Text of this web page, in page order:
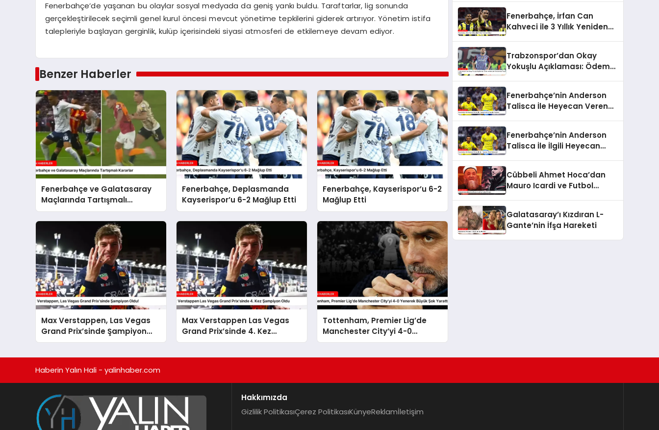
Fenerbahçe’de yaşanan bu olaylar sosyal medyada da geniş yankı buldu. Taraftarlar, lig sonunda
gerçekleştirilecek seçimli genel kurul öncesi mevcut yönetime tepkilerini giderek artırıyor. Yönetim istifa
talepleriyle başlayan gerginlik, kulüp içerisindeki siyasi atmosferi de etkilemeye devam ediyor.
Benzer Haberler
Fenerbahçe ve Galatasaray
Maçlarında Tartışmalı
Kararlar
Fenerbahçe, Deplasmanda
Kayserispor’u 6-2 Mağlup Etti
Fenerbahçe, Kayserispor’u 6-2
Mağlup Etti
Max Verstappen, Las Vegas
Grand Prix’sinde Şampiyon
Oldu!
Max Verstappen Las Vegas
Grand Prix’sinde 4. Kez
Şampiyon Oldu
Tottenham, Premier Lig’de
Manchester City’yi 4-0
Yenerek Büyük Şok Yarattı
Fenerbahçe, İrfan Can
Kahveci ile 3 Yıllık Yeniden
Trabzonspor’dan Okay
Yokuşlu Açıklaması: Ödem
Fenerbahçe’nin Anderson
Talisca İle Heyecan Veren
Fenerbahçe’nin Anderson
Talisca İle İlgili Heyecan
Cübbeli Ahmet Hoca’dan
Mauro Icardi ve Futbol
Galatasaray’ı Kızdıran L-
Gante’nin İfşa Hareketi
Haberin Yalın Hali - yalinhaber.com
Hakkımızda
Gizlilik PolitikasıÇerez PolitikasıKünyeReklamİletişim